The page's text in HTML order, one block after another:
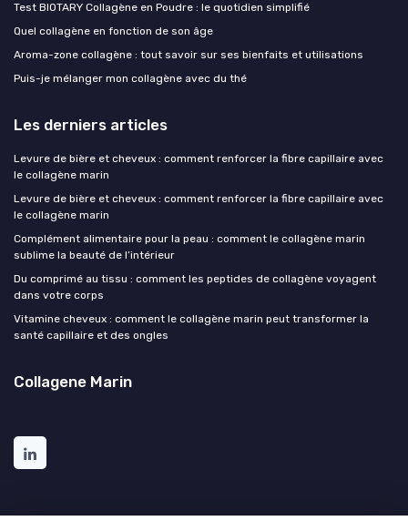
Test BIOTARY Collagène en Poudre : le quotidien simplifié
Quel collagène en fonction de son âge
Aroma-zone collagène : tout savoir sur ses bienfaits et utilisations
Puis-je mélanger mon collagène avec du thé
Les derniers articles
Levure de bière et cheveux : comment renforcer la fibre capillaire avec
le collagène marin
Levure de bière et cheveux : comment renforcer la fibre capillaire avec
le collagène marin
Complément alimentaire pour la peau : comment le collagène marin
sublime la beauté de l’intérieur
Du comprimé au tissu : comment les peptides de collagène voyagent
dans votre corps
Vitamine cheveux : comment le collagène marin peut transformer la
santé capillaire et des ongles
Collagene Marin